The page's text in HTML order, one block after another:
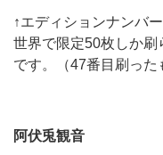
↑エディションナンバー
世界で限定50枚しか刷
です。（47番目刷った
阿伏兎観音